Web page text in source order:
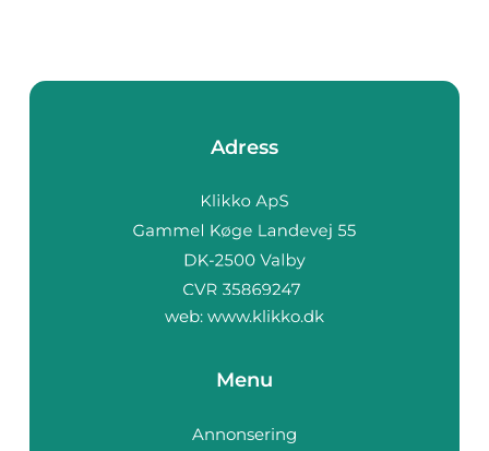
Adress
web: www.klikko.dk
Menu
Annonsering